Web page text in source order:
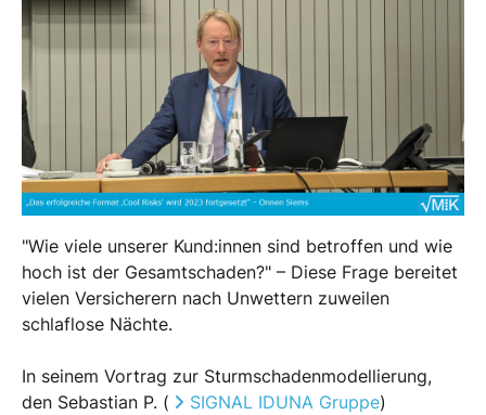
"Wie viele unserer Kund:innen sind betroffen und wie
hoch ist der Gesamtschaden?" – Diese Frage bereitet
vielen Versicherern nach Unwettern zuweilen
schlaflose Nächte.
In seinem Vortrag zur Sturmschadenmodellierung,
den Sebastian P. (
SIGNAL IDUNA Gruppe)